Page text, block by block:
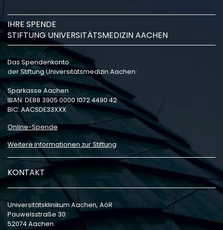
IHRE SPENDE
STIFTUNG UNIVERSITÄTSMEDIZIN AACHEN
Das Spendenkonto
der Stiftung Universitätsmedizin Aachen:
Sparkasse Aachen
IBAN: DE88 3905 0000 1072 4490 42
BIC: AACSDE33XXX
Online-Spende
Weitere Informationen zur Stiftung
KONTAKT
Universitätsklinikum Aachen, AöR
Pauwelsstraße 30
52074 Aachen